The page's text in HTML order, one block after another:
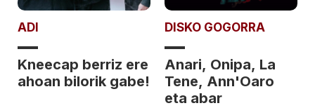
ADI
Kneecap berriz ere
ahoan bilorik gabe!
DISKO GOGORRA
Anari, Onipa, La
Tene, Ann'Oaro
eta abar